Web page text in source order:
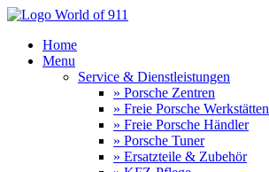
Home
Menu
Service & Dienstleistungen
» Porsche Zentren
» Freie Porsche Werkstätten
» Freie Porsche Händler
» Porsche Tuner
» Ersatzteile & Zubehör